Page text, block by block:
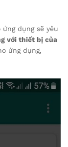
dụng sẽ yêu
với thiết bị của
ứng dụng,